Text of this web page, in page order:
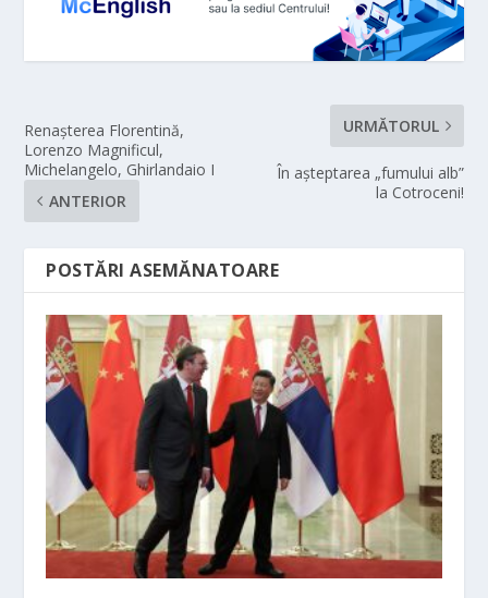
Renașterea Florentină,
Lorenzo Magnificul,
Michelangelo, Ghirlandaio I
ANTERIOR
URMĂTORUL
În aşteptarea „fumului alb”
la Cotroceni!
POSTĂRI ASEMĂNATOARE